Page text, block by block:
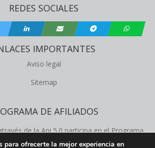
REDES SOCIALES
IMPORTANTES
Aviso legal
Sitemap
DE AFILIADOS
de la Api 5.0 participa en el Programa
Product Advertising, este programa
para ofrecerte la mejor experiencia en